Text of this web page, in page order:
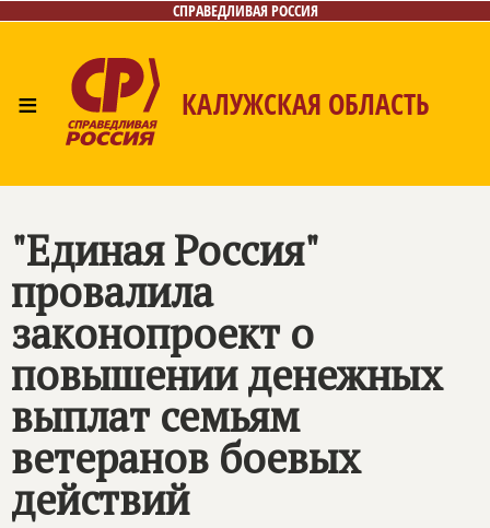
СПРАВЕДЛИВАЯ РОССИЯ
≡ КАЛУЖСКАЯ ОБЛАСТЬ
"Единая Россия"
провалила
законопроект о
повышении денежных
выплат семьям
ветеранов боевых
действий